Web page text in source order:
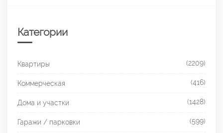
Категории
Квартиры (2209)
Коммерческая (416)
Дома и участки (1428)
Гаражи / парковки (599)